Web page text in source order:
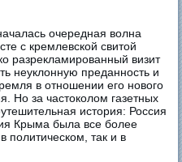
очередная волна
с кремлевской свитой
разрекламированный визит
неуклонную преданность и
в отношении его нового
Но за частоколом газетных
история: Россия
Крыма была все более
политическом, так и в